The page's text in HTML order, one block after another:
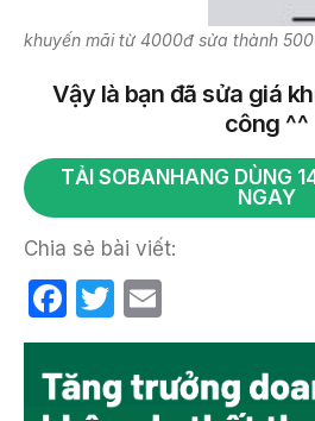
khuyến mãi từ 4000đ sửa thành
Vậy là bạn đã sửa giá
công ^^
TẢI SOBANHANG DÙNG
NGAY
Chia sẻ bài viết:
F
a
c
T
w
itt
m
ail